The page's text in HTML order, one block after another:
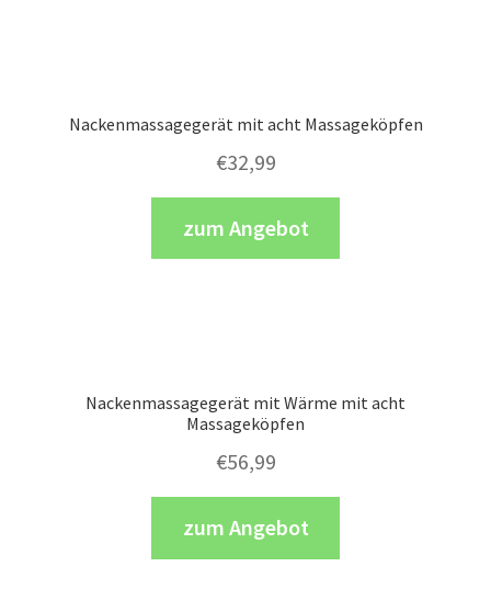
Nackenmassagegerät mit acht Massageköpfen
€32,99
zum Angebot
Nackenmassagegerät mit Wärme mit acht
Massageköpfen
€56,99
zum Angebot